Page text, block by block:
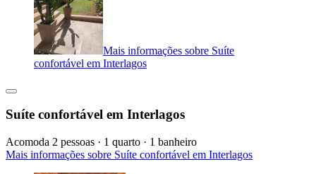
Mais informações sobre Suíte
confortável em Interlagos
Suíte confortável em Interlagos
Acomoda 2 pessoas · 1 quarto · 1 banheiro
Mais informações sobre Suíte confortável em Interlagos